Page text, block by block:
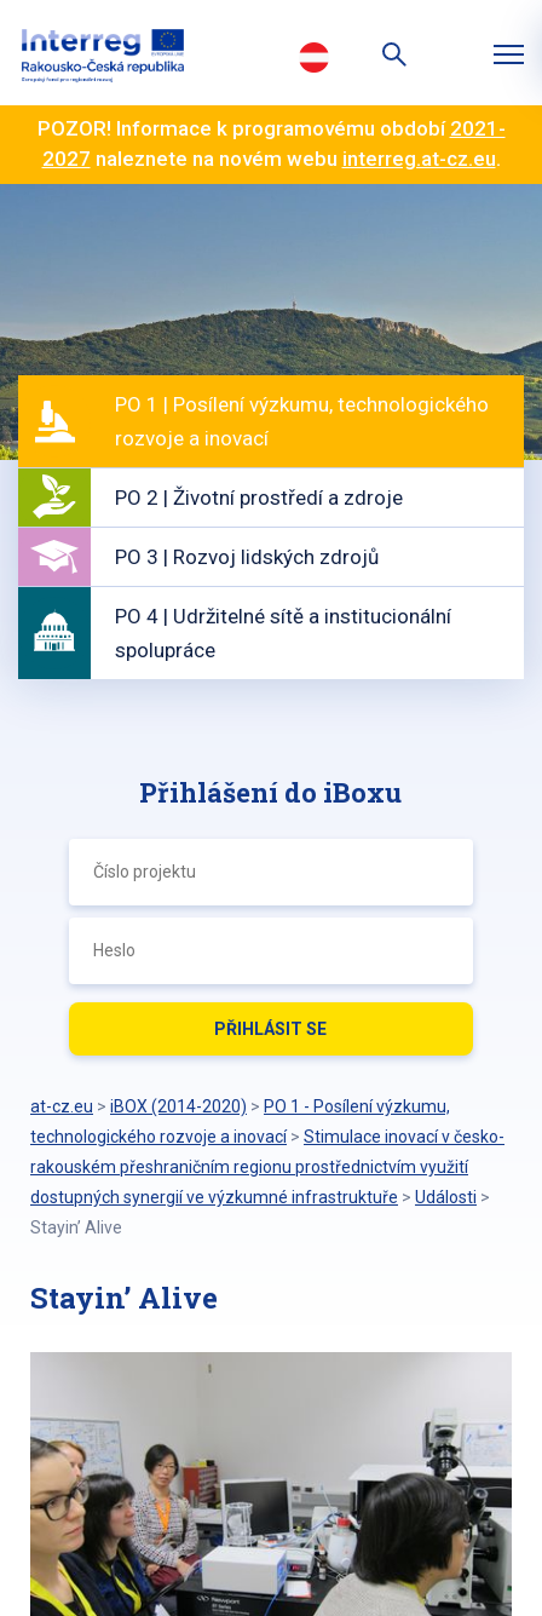
POZOR! Informace k programovému období 2021-
2027 naleznete na novém webu interreg.at-cz.eu.
PO 1 | Posílení výzkumu, technologického
rozvoje a inovací
PO 2 | Životní prostředí a zdroje
PO 3 | Rozvoj lidských zdrojů
PO 4 | Udržitelné sítě a institucionální
spolupráce
Přihlášení do iBoxu
at-cz.eu > iBOX (2014-2020) > PO 1 - Posílení výzkumu,
technologického rozvoje a inovací > Stimulace inovací v česko-
rakouském přeshraničním regionu prostřednictvím využití
dostupných synergií ve výzkumné infrastruktuře > Události >
Stayin’ Alive
Stayin’ Alive